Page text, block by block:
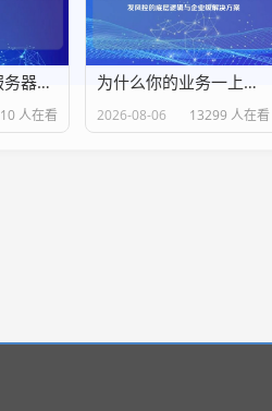
全球住宅 IP + 服务器部署实战：如何避开封锁，稳定出海？
10 人在看
为什么你的业务一上量就封 IP？——深度解析高频请求触发风控的底层逻辑与企业级解决方案
2026-08-06 13299 人在看